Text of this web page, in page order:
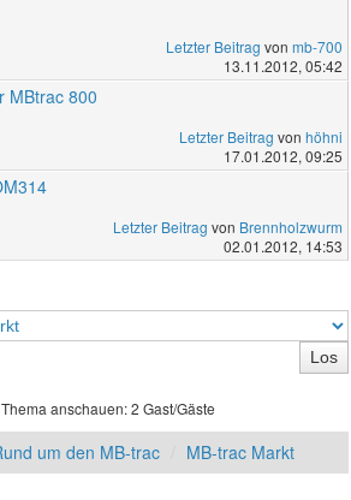
Letzter Beitrag von mb-700
13.11.2012, 05:42
MBtrac 800
Letzter Beitrag von höhni
17.01.2012, 09:25
Letzter Beitrag von Brennholzwurm
02.01.2012, 14:53
anschauen: 2 Gast/Gäste
um den MB-trac MB-trac Markt